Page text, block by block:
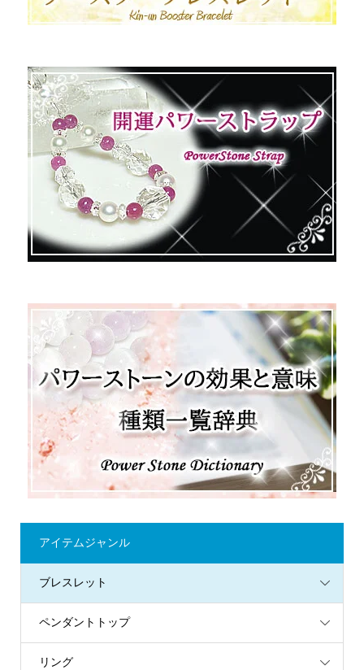
アイテムジャンル
ブレスレット
ペンダントトップ
リング